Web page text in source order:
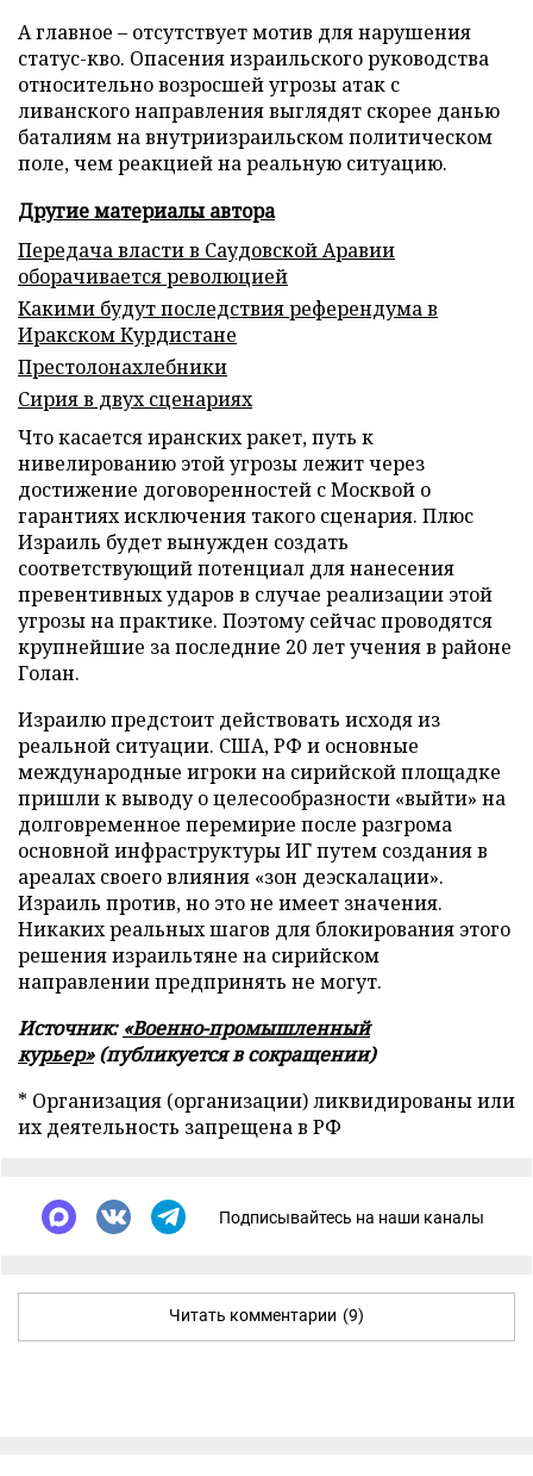
А главное – отсутствует мотив для нарушения
статус-кво. Опасения израильского руководства
относительно возросшей угрозы атак с
ливанского направления выглядят скорее данью
баталиям на внутриизраильском политическом
поле, чем реакцией на реальную ситуацию.
Другие материалы автора
Передача власти в Саудовской Аравии
оборачивается революцией
Какими будут последствия референдума в
Иракском Курдистане
Престолонахлебники
Сирия в двух сценариях
Что касается иранских ракет, путь к
нивелированию этой угрозы лежит через
достижение договоренностей с Москвой о
гарантиях исключения такого сценария. Плюс
Израиль будет вынужден создать
соответствующий потенциал для нанесения
превентивных ударов в случае реализации этой
угрозы на практике. Поэтому сейчас проводятся
крупнейшие за последние 20 лет учения в районе
Голан.
Израилю предстоит действовать исходя из
реальной ситуации. США, РФ и основные
международные игроки на сирийской площадке
пришли к выводу о целесообразности «выйти» на
долговременное перемирие после разгрома
основной инфраструктуры ИГ путем создания в
ареалах своего влияния «зон деэскалации».
Израиль против, но это не имеет значения.
Никаких реальных шагов для блокирования этого
решения израильтяне на сирийском
направлении предпринять не могут.
Источник: «Военно-промышленный
курьер»(публикуется в сокращении)
* Организация (организации) ликвидированы или
их деятельность запрещена в РФ
Подписывайтесь на наши каналы
Читать комментарии (9)